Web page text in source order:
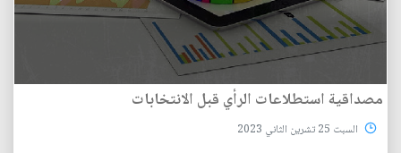
مصداقية استطلاعات الرأي قبل الانتخابات
السبت 25 تشرين الثاني 2023